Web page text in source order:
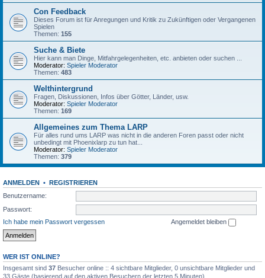
Con Feedback
Dieses Forum ist für Anregungen und Kritik zu Zukünftigen oder Vergangenen
Spielen
Themen: 155
Suche & Biete
Hier kann man Dinge, Mitfahrgelegenheiten, etc. anbieten oder suchen ...
Moderator: Spieler Moderator
Themen: 483
Welthintergrund
Fragen, Diskussionen, Infos über Götter, Länder, usw.
Moderator: Spieler Moderator
Themen: 169
Allgemeines zum Thema LARP
Für alles rund ums LARP was nicht in die anderen Foren passt oder nicht
unbedingt mit Phoenixlarp zu tun hat...
Moderator: Spieler Moderator
Themen: 379
ANMELDEN • REGISTRIEREN
Benutzername:
Passwort:
Ich habe mein Passwort vergessen
Angemeldet bleiben
WER IST ONLINE?
Insgesamt sind 37 Besucher online :: 4 sichtbare Mitglieder, 0 unsichtbare Mitglieder und
33 Gäste (basierend auf den aktiven Besuchern der letzten 5 Minuten)